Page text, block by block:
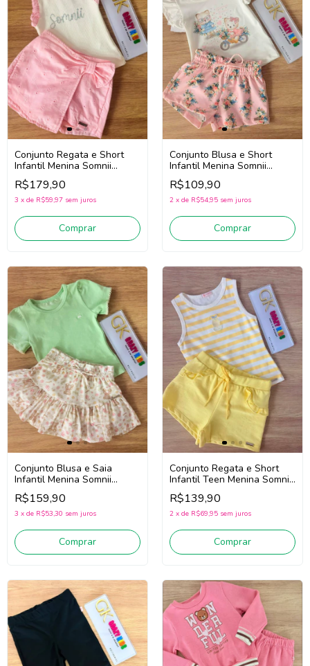
Conjunto Regata e Short
Infantil Menina Somnii
3263076 (Off White/Rosa)
R$179,90
3 x de R$59,97 sem juros
Comprar
Conjunto Blusa e Short
Infantil Menina Somnii
3263085 (Off White/Rosa)
R$109,90
2 x de R$54,95 sem juros
Comprar
Conjunto Blusa e Saia
Infantil Menina Somnii
3263078 (Verde/Bege Claro)
R$159,90
3 x de R$53,30 sem juros
Comprar
Conjunto Regata e Short
Infantil Teen Menina Somnii
3263103 (Amarelo/Off
White)
R$139,90
2 x de R$69,95 sem juros
Comprar